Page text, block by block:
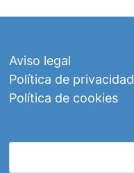
Aviso legal
Política de privacidad
Política de cookies